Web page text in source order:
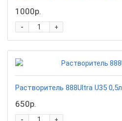
1000р.
+
-
Растворитель 888Ultra U35 0,5л.
650р.